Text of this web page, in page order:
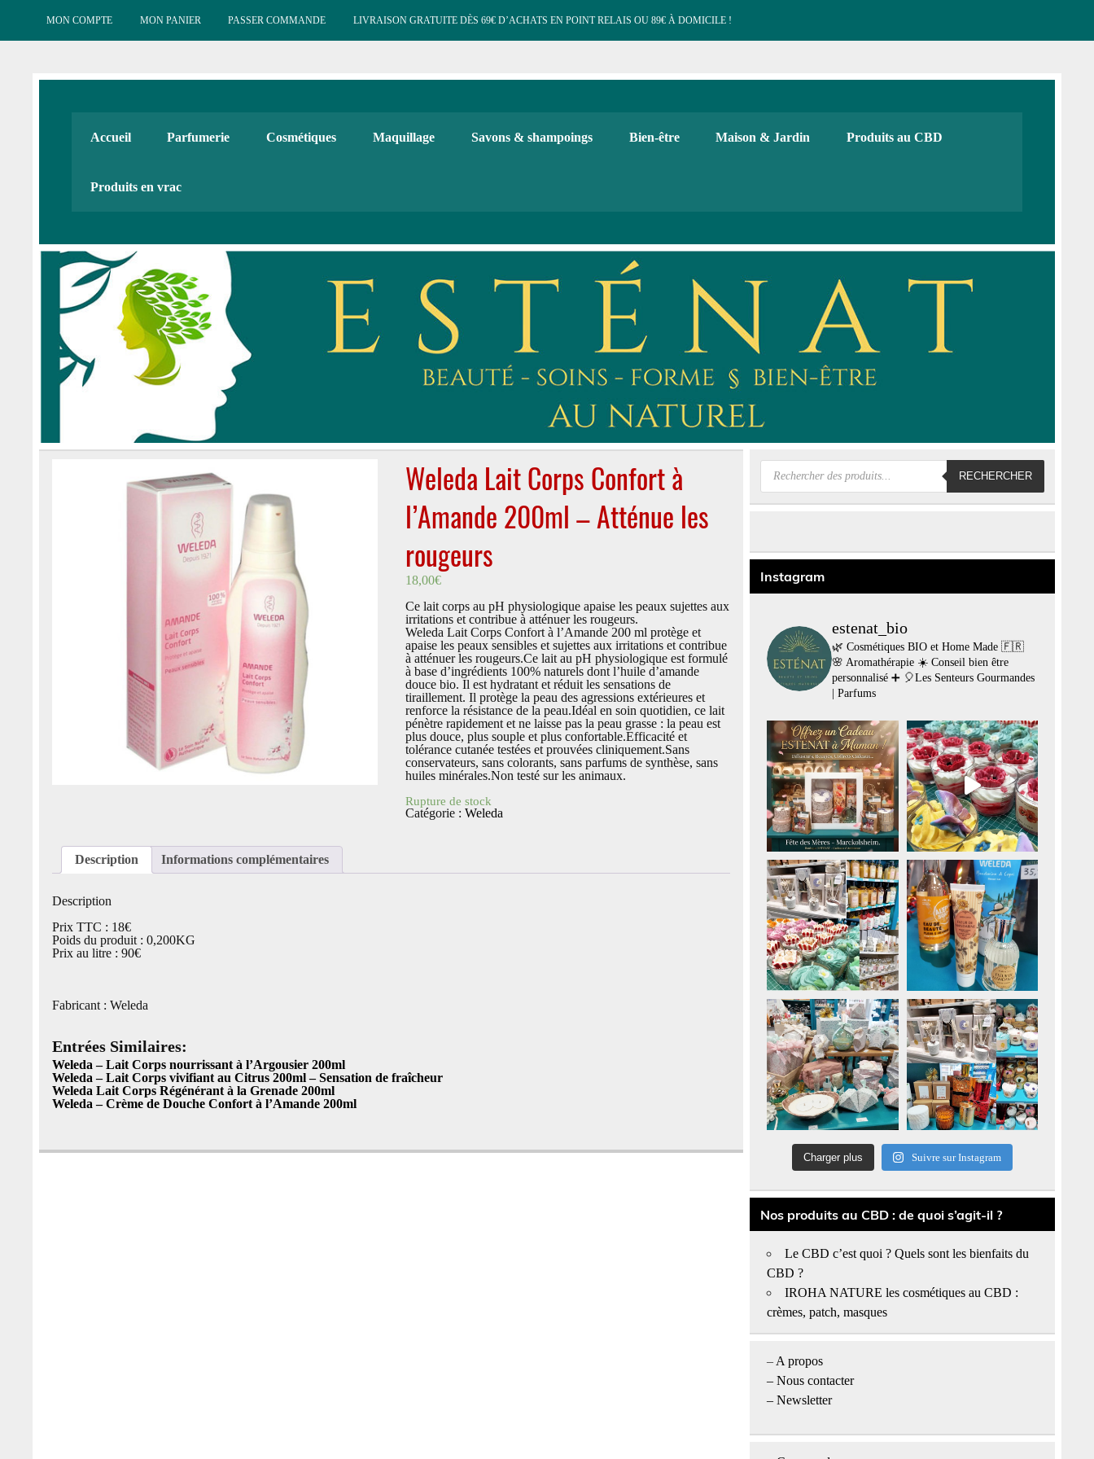
MON COMPTE MON PANIER PASSER COMMANDE LIVRAISON GRATUITE DÈS 69€ D’ACHATS EN POINT RELAIS OU 89€ À DOMICILE !
Esténat : Parfumerie cosmétiques maquillage CBD français Bio
Accueil
Parfumerie Cosmétiques Maquillage Savons & shampoings Bien-être Maison & Jardin Produits au CBD
Produits en vrac
Weleda Lait Corps Confort à
l’Amande 200ml – Atténue les
rougeurs
18,00€
Ce lait corps au pH physiologique apaise les peaux sujettes aux
irritations et contribue à atténuer les rougeurs.
Weleda Lait Corps Confort à l’Amande 200 ml protège et
apaise les peaux sensibles et sujettes aux irritations et contribue
à atténuer les rougeurs.Ce lait au pH physiologique est formulé
à base d’ingrédients 100% naturels dont l’huile d’amande
douce bio. Il est hydratant et réduit les sensations de
tiraillement. Il protège la peau des agressions extérieures et
renforce la résistance de la peau.Idéal en soin quotidien, ce lait
pénètre rapidement et ne laisse pas la peau grasse : la peau est
plus douce, plus souple et plus confortable.Efficacité et
tolérance cutanée testées et prouvées cliniquement.Sans
conservateurs, sans colorants, sans parfums de synthèse, sans
huiles minérales.Non testé sur les animaux.
Rupture de stock
Catégorie : Weleda
Description Informations complémentaires
Description
Prix TTC : 18€
Poids du produit : 0,200KG
Prix au litre : 90€
Fabricant : Weleda
Entrées Similaires:
Weleda – Lait Corps nourrissant à l’Argousier 200ml
Weleda – Lait Corps vivifiant au Citrus 200ml – Sensation de fraîcheur
Weleda Lait Corps Régénérant à la Grenade 200ml
Weleda – Crème de Douche Confort à l’Amande 200ml
Recherche
produits
RECHERCHER
Instagram
estenat_bio
🌿 Cosmétiques BIO et Home Made 🇫🇷
🌸 Aromathérapie ☀️ Conseil bien être
personnalisé ➕ 🎈Les Senteurs Gourmandes
| Parfums
Charger plus Suivre sur Instagram
Nos produits au CBD : de quoi s’agit-il ?
Le CBD c’est quoi ? Quels sont les bienfaits du
CBD ?
IROHA NATURE les cosmétiques au CBD :
crèmes, patch, masques
– A propos
–Nous contacter
– Newsletter